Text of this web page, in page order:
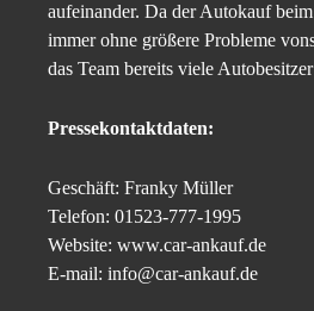
aufeinander. Da der Autokauf
immer ohne größere Probleme
das Team bereits viele
Pressekontaktdaten:
Geschäft: Franky Müller
Telefon: 01523-777-1995
Website: www.car-ankauf.de
E-mail: info@car-ankauf.de